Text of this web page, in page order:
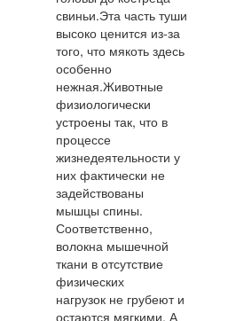
свиньи.Эта часть туши
высоко ценится из-за
того, что мякоть здесь
особенно
нежная.Животные
физиологически
устроены так, что в
процессе
жизнедеятельности у
них фактически не
задействованы
мышцы спины.
Соответственно,
волокна мышечной
ткани в отсутствие
физических
нагрузок не грубеют и
остаются мягкими. А